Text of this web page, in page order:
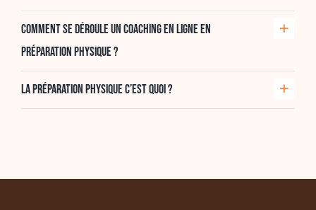
Comment se déroule un coaching en ligne en
préparation physique ?
La préparation physique c’est quoi ?